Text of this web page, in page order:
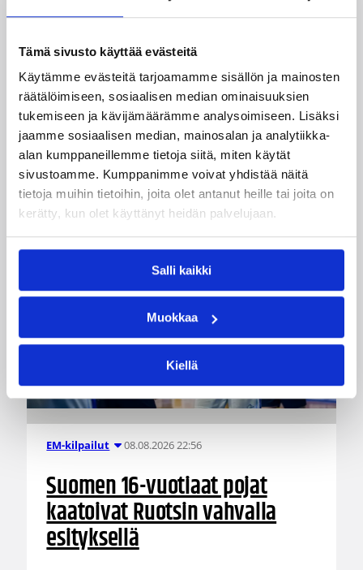
Tämä sivusto käyttää evästeitä
Käytämme evästeitä tarjoamamme sisällön ja mainosten
räätälöimiseen, sosiaalisen median ominaisuuksien
tukemiseen ja kävijämäärämme analysoimiseen. Lisäksi
jaamme sosiaalisen median, mainosalan ja analytiikka-
alan kumppaneillemme tietoja siitä, miten käytät
sivustoamme. Kumppanimme voivat yhdistää näitä
tietoja muihin tietoihin, joita olet antanut heille tai joita on
kerätty, kun olet käyttänyt heidän palvelujaan.
Salli kaikki
Muokkaa
Kiellä
joukkueet aloittivat Nordic Cup
Naisten joukkue nappasi avauspäivänä kaksi
voittoa neljästä ottelustaan, kun taas miesten
joukkue haastoi vastustajiaan tiukoissa
kamppailuissa, mutta jäi tällä kertaa ilman
voittoja.
EM-kilpailut 08.08.2026 22:56
Suomen 16-vuotiaat pojat
kaatoivat Ruotsin vahvalla
esityksellä